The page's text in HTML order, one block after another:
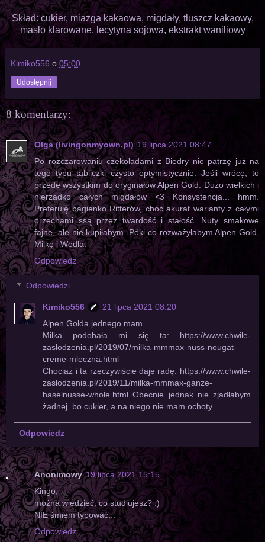
Skład: cukier, miazga kakaowa, migdały, tłuszcz kakaowy,
masło klarowane, lecytyna sojowa, ekstrakt waniliowy
Kimiko556 o 05:00
Udostępnij
8 komentarzy:
Olga (livingonmyown.pl) 19 lipca 2021 08:47
Po rozczarowaniu czekoladami z Biedry nie patrzę już na
tego typu tabliczki czysto optymistycznie. Jeśli wrócę, to
przede wszystkim do oryginałów Alpen Gold. Dużo wielkich i
nierzadko całych migdałów <3 Konsystencja... hmm.
Preferuję bagienko Ritterów, choć akurat warianty z całymi
orzechami ssą przez twardość i stałość. Nuty smakowe
fajne, ale nie kupiłabym. Póki co rozważyłabym Alpen Gold,
Milkę i Wedla.
Odpowiedz
Odpowiedzi
Kimiko556
21 lipca 2021 08:20
Alpen Golda jednego mam.
Milka podobała mi się ta: https://www.chwile-
zaslodzenia.pl/2019/07/milka-mmmax-nuss-nougat-
creme-mleczna.html
Chociaż i ta rzeczywiście daje radę: https://www.chwile-
zaslodzenia.pl/2019/11/milka-mmmax-ganze-
haselnusse-whole.html Obecnie jednak nie zjadłabym
żadnej, bo cukier, a na niego nie mam ochoty.
Odpowiedz
Anonimowy 19 lipca 2021 15:15
Kingo,
można wiedzieć, co studiujesz? :)
NIE śmiem typować...
Odpowiedz